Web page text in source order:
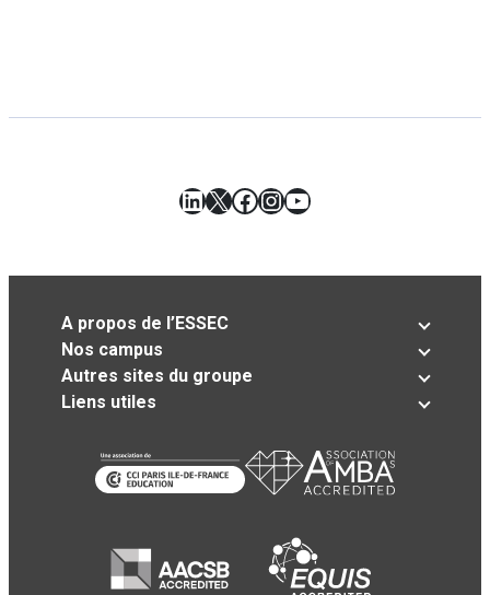
LinkedIn
X Facebook
Instagram
YouTube
A propos de l’ESSEC
Nos campus
Autres sites du groupe
Liens utiles